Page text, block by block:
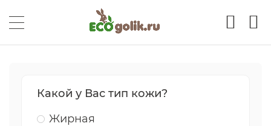
Какой у Вас тип кожи?
Жирная